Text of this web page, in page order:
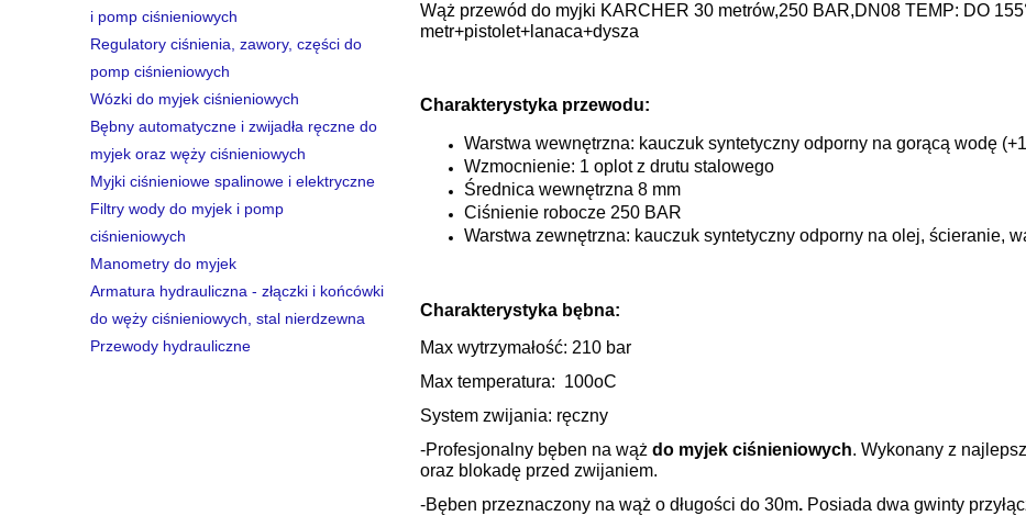
i pomp ciśnieniowych
Regulatory ciśnienia, zawory, części do
pomp ciśnieniowych
Wózki do myjek ciśnieniowych
Bębny automatyczne i zwijadła ręczne do
myjek oraz węży ciśnieniowych
Myjki ciśnieniowe spalinowe i elektryczne
Filtry wody do myjek i pomp
ciśnieniowych
Manometry do myjek
Armatura hydrauliczna - złączki i końcówki
do węży ciśnieniowych, stal nierdzewna
Przewody hydrauliczne
Wąż przewód do myjki KARCHER 30 metrów,250 BAR,DN08 TEMP: DO
metr+pistolet+lanaca+dysza
Charakterystyka przewodu:
Warstwa wewnętrzna: kauczuk syntetyczny odporny na gorącą wodę
Wzmocnienie: 1 oplot z drutu stalowego
Średnica wewnętrzna 8 mm
Ciśnienie robocze 250 BAR
Warstwa zewnętrzna: kauczuk syntetyczny odporny na olej, ścieranie,
Charakterystyka bębna:
Max wytrzymałość: 210 bar
Max temperatura: 100oC
System zwijania: ręczny
-Profesjonalny bęben na wąż do myjek ciśnieniowych. Wykonany z
oraz blokadę przed zwijaniem.
-Bęben przeznaczony na wąż o długości do 30m. Posiada dwa gwinty